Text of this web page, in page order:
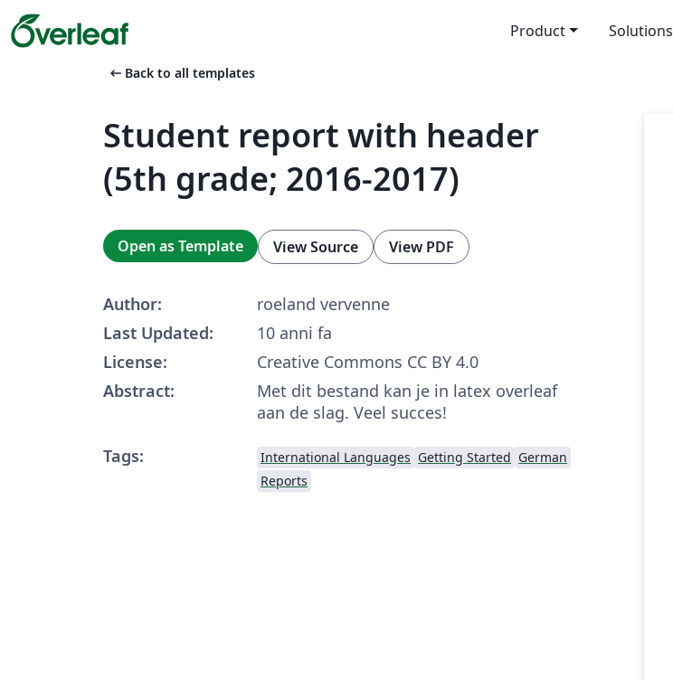
Product Solutions
arrow_left_alt Back to all templates
Student report with header
(5th grade; 2016-2017)
Open as Template View Source View PDF
Author:
roeland vervenne
Last Updated:
10 anni fa
License:
Creative Commons CC BY 4.0
Abstract:
Met dit bestand kan je in latex overleaf
aan de slag. Veel succes!
Tags:
International Languages Getting Started German
Reports